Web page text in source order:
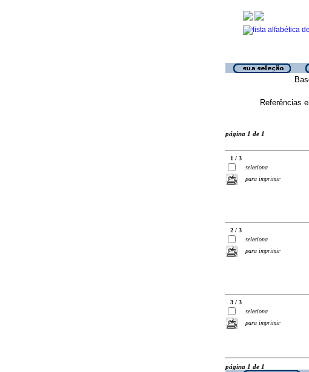
Referências
página 1 de 1
1 / 3
seleciona
para imprimir
2 / 3
seleciona
para imprimir
3 / 3
seleciona
para imprimir
página 1 de 1